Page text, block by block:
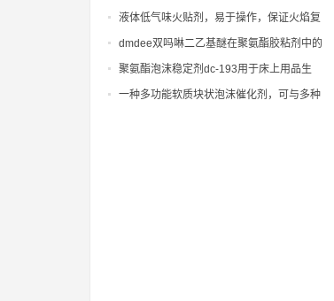
混合型跑道中的性能表现差异与应用策略
液体低气味火贴剂，易于操作，保证火焰复
合贴合过程的稳定进行
dmdee双吗啉二乙基醚在聚氨酯胶粘剂中的
应用，提供快速固化和高粘接强度。
聚氨酯泡沫稳定剂dc-193用于床上用品生
产：改善睡眠质量的柔软秘诀
一种多功能软质块状泡沫催化剂，可与多种